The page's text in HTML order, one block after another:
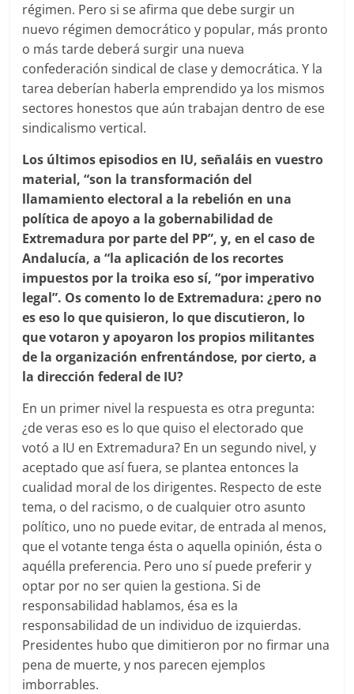
régimen. Pero si se afirma que debe surgir un
nuevo régimen democrático y popular, más pronto
o más tarde deberá surgir una nueva
confederación sindical de clase y democrática. Y la
tarea deberían haberla emprendido ya los mismos
sectores honestos que aún trabajan dentro de ese
sindicalismo vertical.
Los últimos episodios en IU, señaláis en vuestro
material, “son la transformación del
llamamiento electoral a la rebelión en una
política de apoyo a la gobernabilidad de
Extremadura por parte del PP”, y, en el caso de
Andalucía, a “la aplicación de los recortes
impuestos por la troika eso sí, “por imperativo
legal”. Os comento lo de Extremadura: ¿pero no
es eso lo que quisieron, lo que discutieron, lo
que votaron y apoyaron los propios militantes
de la organización enfrentándose, por cierto, a
la dirección federal de IU?
En un primer nivel la respuesta es otra pregunta:
¿de veras eso es lo que quiso el electorado que
votó a IU en Extremadura? En un segundo nivel, y
aceptado que así fuera, se plantea entonces la
cualidad moral de los dirigentes. Respecto de este
tema, o del racismo, o de cualquier otro asunto
político, uno no puede evitar, de entrada al menos,
que el votante tenga ésta o aquella opinión, ésta o
aquélla preferencia. Pero uno sí puede preferir y
optar por no ser quien la gestiona. Si de
responsabilidad hablamos, ésa es la
responsabilidad de un individuo de izquierdas.
Presidentes hubo que dimitieron por no firmar una
pena de muerte, y nos parecen ejemplos
imborrables.